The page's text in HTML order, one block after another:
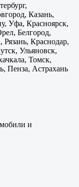
Казань,
Уфа, Красноярск,
Белгород,
Краснодар,
Ульяновск,
Томск,
Пенза, Астрахань
и